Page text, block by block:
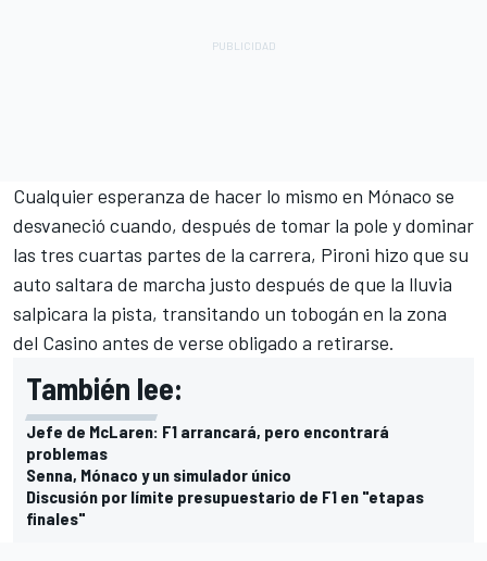
Cualquier esperanza de hacer lo mismo en Mónaco se
desvaneció cuando, después de tomar la pole y dominar
las tres cuartas partes de la carrera, Pironi hizo que su
auto saltara de marcha justo después de que la lluvia
salpicara la pista, transitando un tobogán en la zona
del Casino antes de verse obligado a retirarse.
También lee:
Jefe de McLaren: F1 arrancará, pero encontrará
problemas
Senna, Mónaco y un simulador único
Discusión por límite presupuestario de F1 en "etapas
finales"